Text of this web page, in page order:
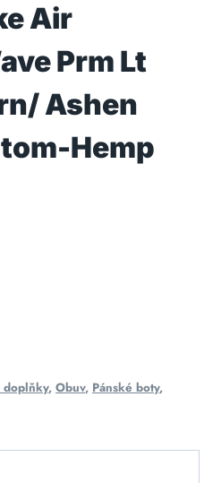
Air
Prm Lt
Ashen
Hemp
doplňky, Obuv, Pánské boty,